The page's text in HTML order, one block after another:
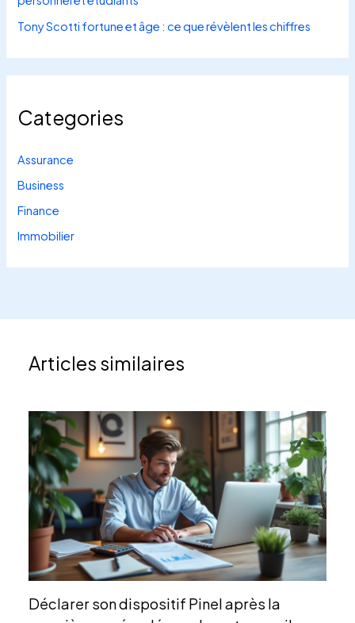
Tony Scotti fortune et âge : ce que révèlent les chiffres
Categories
Assurance
Business
Finance
Immobilier
Articles similaires
Déclarer son dispositif Pinel après la